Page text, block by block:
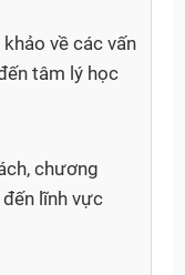
về các vấn
tâm lý học
chương
lĩnh vực